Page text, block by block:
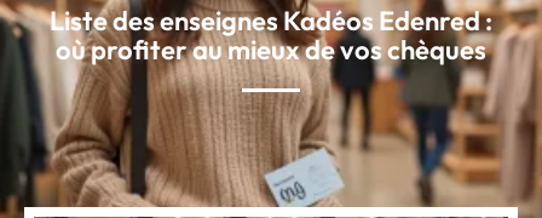
Liste des enseignes Kadéos Edenred :
où profiter au mieux de vos chèques